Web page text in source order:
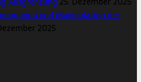
und Manipulation der
2025